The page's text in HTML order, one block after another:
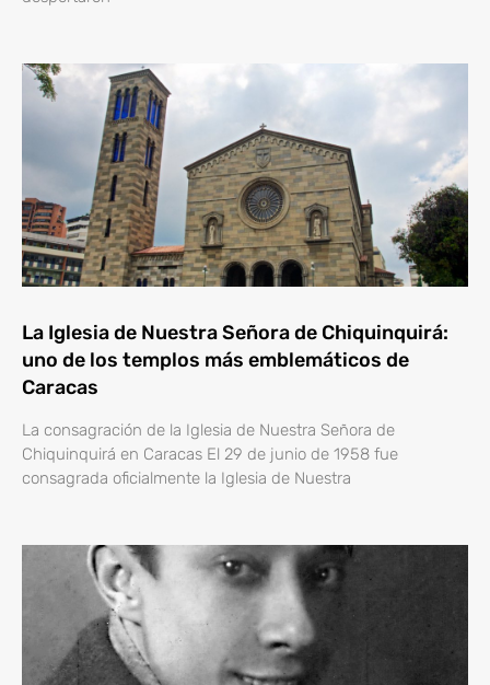
La Iglesia de Nuestra Señora de Chiquinquirá:
uno de los templos más emblemáticos de
Caracas
La consagración de la Iglesia de Nuestra Señora de
Chiquinquirá en Caracas El 29 de junio de 1958 fue
consagrada oficialmente la Iglesia de Nuestra